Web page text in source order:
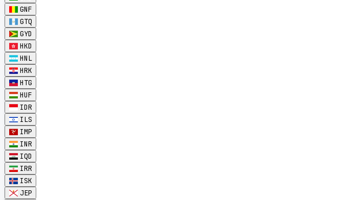
GNF
GTQ
GYD
HKD
HNL
HRK
HTG
HUF
IDR
ILS
IMP
INR
IQD
IRR
ISK
JEP